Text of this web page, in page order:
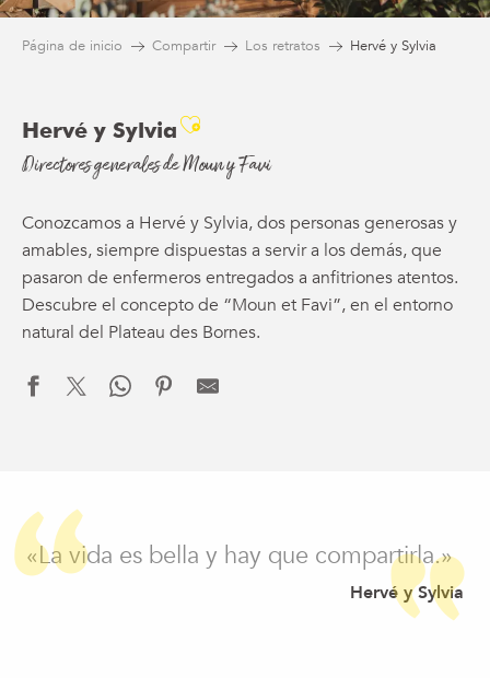
Página de inicio Compartir Los retratos Hervé y Sylvia
Hervé y SylviaAjouter aux favoris
Directores generales de Moun y Favi
Conozcamos a Hervé y Sylvia, dos personas generosas y
amables, siempre dispuestas a servir a los demás, que
pasaron de enfermeros entregados a anfitriones atentos.
Descubre el concepto de “Moun et Favi”, en el entorno
natural del Plateau des Bornes.
«La vida es bella y hay que compartirla.»
Hervé y Sylvia